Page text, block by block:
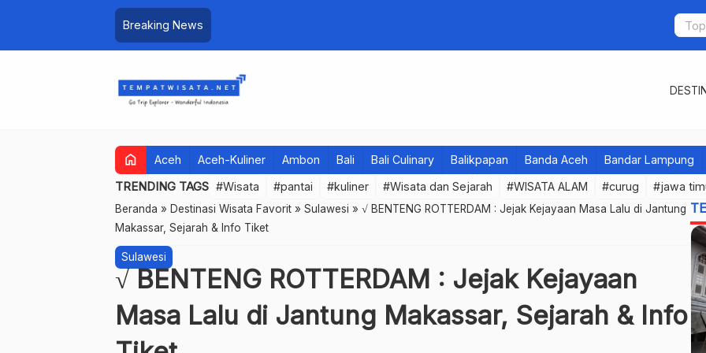
Breaking News
home Aceh Aceh-Kuliner Ambon Bali Bali Culinary Balikpapan Banda Aceh Bandar Lampung
TRENDING TAGS #Wisata #pantai #kuliner #Wisata dan Sejarah #WISATA ALAM #curug #jawa
Beranda » Destinasi Wisata Favorit » Sulawesi » √ BENTENG ROTTERDAM : Jejak Kejayaan Masa Lalu di Jantung
Makassar, Sejarah & Info Tiket
Sulawesi
√ BENTENG ROTTERDAM : Jejak Kejayaan
Masa Lalu di Jantung Makassar, Sejarah & Info